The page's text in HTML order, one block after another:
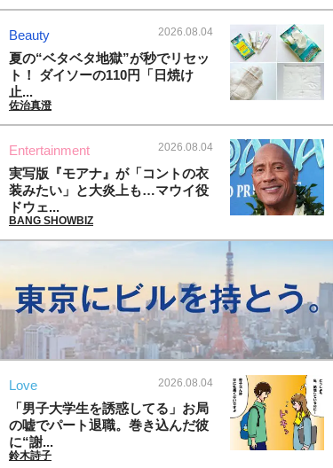
Beauty 2026.08.04
夏の“ベタベタ地獄”が秒でリセッ
ト！ ダイソーの110円「日焼け
止...
佐治真澄
Entertainment 2026.08.04
実写版『モアナ』が「コントの衣
装みたい」と大炎上も…マウイ役
ドウェ...
BANG SHOWBIZ
Love 2026.08.04
「男子大学生を誘惑してる」お局
の嘘でパート退職。巻き込んだ彼
に“謝...
鈴木詩子